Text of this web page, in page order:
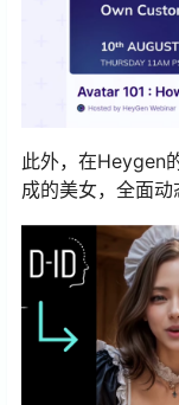
此外，在Heygen
成的美女，全面动